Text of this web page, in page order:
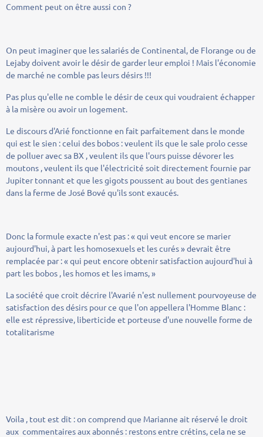
Comment peut on être aussi con ?
On peut imaginer que les salariés de Continental, de Florange ou de
Lejaby doivent avoir le désir de garder leur emploi ! Mais l'économie
de marché ne comble pas leurs désirs !!!
Pas plus qu'elle ne comble le désir de ceux qui voudraient échapper
à la misère ou avoir un logement.
Le discours d'Arié fonctionne en fait parfaitement dans le monde
qui est le sien : celui des bobos : veulent ils que le sale prolo cesse
de polluer avec sa BX , veulent ils que l'ours puisse dévorer les
moutons , veulent ils que l'électricité soit directement fournie par
Jupiter tonnant et que les gigots poussent au bout des gentianes
dans la ferme de José Bové qu'ils sont exaucés.
Donc la formule exacte n'est pas : « qui veut encore se marier
aujourd'hui, à part les homosexuels et les curés » devrait être
remplacée par : « qui peut encore obtenir satisfaction aujourd'hui à
part les bobos , les homos et les imams, »
La société que croit décrire l'Avarié n'est nullement pourvoyeuse de
satisfaction des désirs pour ce que l'on appellera l'Homme Blanc :
elle est répressive, liberticide et porteuse d'une nouvelle forme de
totalitarisme
Voila , tout est dit : on comprend que Marianne ait réservé le droit
aux commentaires aux abonnés : restons entre crétins, cela ne se